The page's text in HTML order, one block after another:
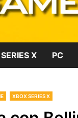
X PC
XBOX SERIES X